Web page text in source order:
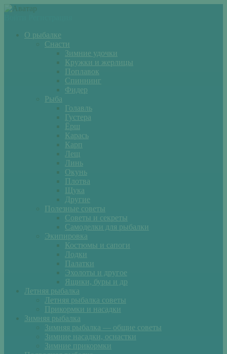
О рыбалке
Снасти
Зимние удочки
Кружки и жерлицы
Поплавок
Спиннинг
Фидер
Рыба
Голавль
Густера
Ёрш
Карась
Карп
Лещ
Линь
Окунь
Плотва
Щука
Другие
Полезные советы
Советы и секреты
Самоделки для рыбалки
Экипировка
Костюмы и сапоги
Лодки
Палатки
Эхолоты и другое
Ящики, буры и др
Летняя рыбалка
Летняя рыбалка советы
Прикормки и насадки
Зимняя рыбалка
Зимняя рыбалка — общие советы
Зимние насадки, оснастки
Зимние прикормки